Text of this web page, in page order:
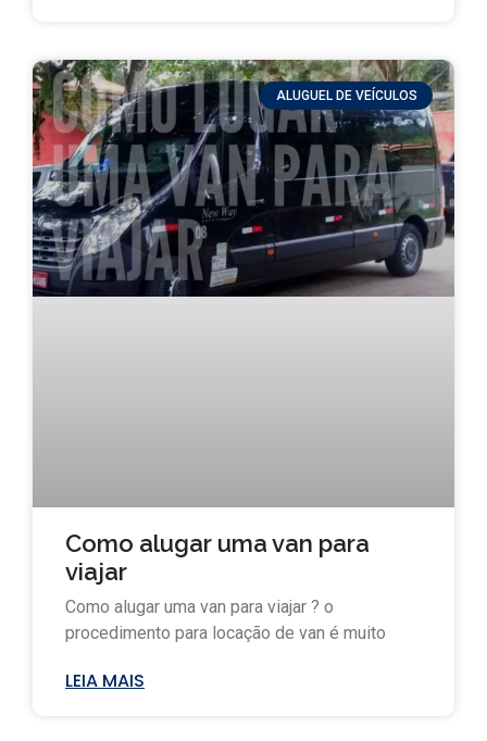
ALUGUEL DE VEÍCULOS
Como alugar uma van para
viajar
Como alugar uma van para viajar ? o
procedimento para locação de van é muito
LEIA MAIS